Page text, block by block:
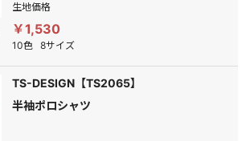
生地価格
￥1,530
10色 8サイズ
TS-DESIGN【TS2065】
半袖ポロシャツ